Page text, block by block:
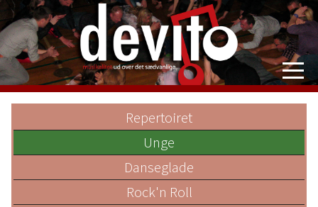
Devito
Priser
Om bandet
Repertoire
Videoer
Log ind
Repertoiret
Unge
Danseglade
Rock'n Roll